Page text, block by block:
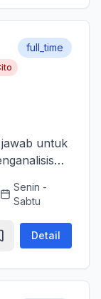
full_time
untuk
waktu,
Senin -
Sabtu
Detail